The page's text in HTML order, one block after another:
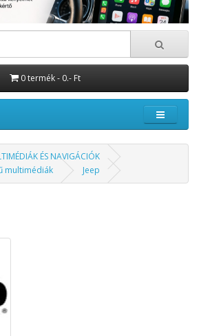
0 termék - 0.- Ft
ÉS NAVIGÁCIÓK
multimédiák
Jeep